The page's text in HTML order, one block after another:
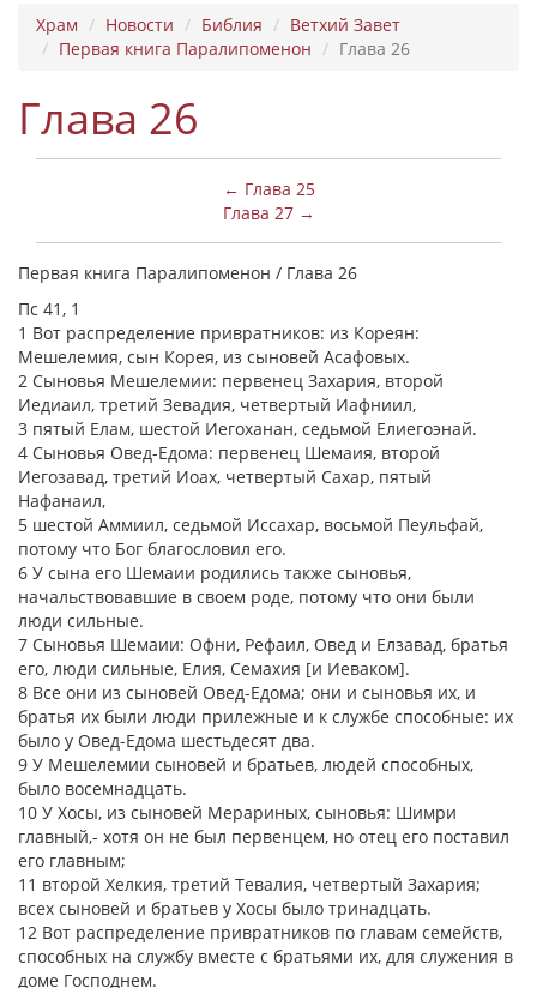
Храм Новости Библия
Ветхий Завет
Первая книга Паралипоменон
Глава 26
Глава 26
← Глава 25
Глава 27 →
Первая книга Паралипоменон / Глава 26
Пс 41, 1
1 Вот распределение привратников: из Кореян:
Мешелемия, сын Корея, из сыновей Асафовых.
2 Сыновья Мешелемии: первенец Захария, второй
Иедиаил, третий Зевадия, четвертый Иафниил,
3 пятый Елам, шестой Иегоханан, седьмой Елиегоэнай.
4 Сыновья Овед-Едома: первенец Шемаия, второй
Иегозавад, третий Иоах, четвертый Сахар, пятый
Нафанаил,
5 шестой Аммиил, седьмой Иссахар, восьмой Пеульфай,
потому что Бог благословил его.
6 У сына его Шемаии родились также сыновья,
начальствовавшие в своем роде, потому что они были
люди сильные.
7 Сыновья Шемаии: Офни, Рефаил, Овед и Елзавад, братья
его, люди сильные, Елия, Семахия [и Иеваком].
8 Все они из сыновей Овед-Едома; они и сыновья их, и
братья их были люди прилежные и к службе способные: их
было у Овед-Едома шестьдесят два.
9 У Мешелемии сыновей и братьев, людей способных,
было восемнадцать.
10 У Хосы, из сыновей Мерариных, сыновья: Шимри
главный,- хотя он не был первенцем, но отец его поставил
его главным;
11 второй Хелкия, третий Тевалия, четвертый Захария;
всех сыновей и братьев у Хосы было тринадцать.
12 Вот распределение привратников по главам семейств,
способных на службу вместе с братьями их, для служения в
доме Господнем.